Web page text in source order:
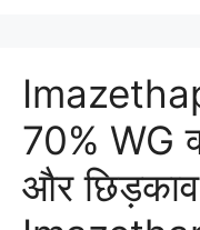
70% WG
और छिड़काव